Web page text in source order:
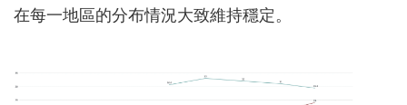
在每一地區的分布情況大致維持穩定。